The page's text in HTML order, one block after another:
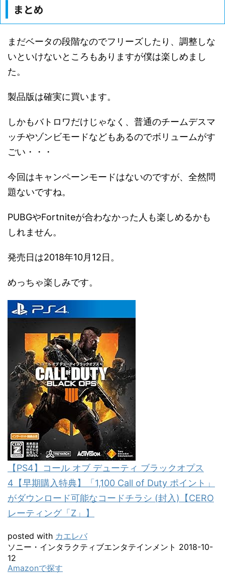
まとめ
まだベータの段階なのでフリーズしたり、調整しな
いといけないところもありますが僕は楽しめまし
た。
製品版は確実に買います。
しかもバトロワだけじゃなく、普通のチームデスマ
ッチやゾンビモードなどもあるのでボリュームがす
ごい・・・
今回はキャンペーンモードはないのですが、全然問
題ないですね。
PUBGやFortniteが合わなかった人も楽しめるかも
しれません。
発売日は2018年10月12日。
めっちゃ楽しみです。
【PS4】コール オブ デューティ ブラックオプス
4【早期購入特典】「1,100 Call of Duty ポイント」
がダウンロード可能なコードチラシ (封入)【CERO
レーティング「Z」】
posted with カエレバ
ソニー・インタラクティブエンタテインメント 2018-10-
12
Amazonで探す